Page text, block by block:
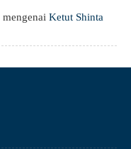
mengenai Ketut Shinta